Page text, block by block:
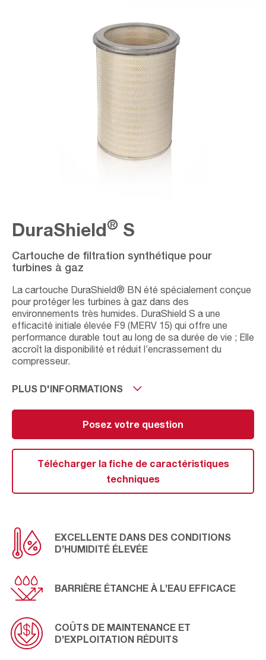
DuraShield® S
Cartouche de filtration synthétique pour
turbines à gaz
La cartouche DuraShield® BN été spécialement conçue
pour protéger les turbines à gaz dans des
environnements très humides. DuraShield S a une
efficacité initiale élevée F9 (MERV 15) qui offre une
performance durable tout au long de sa durée de vie ; Elle
accroît la disponibilité et réduit l’encrassement du
compresseur.
DuraShield® S est particulièrement efficace contre les
gaz en utilisant un média unique et durable. Le média
synthétique est hydrophobe, résistant à l’humidité élevée
contenue dans les brumes, les brouillards ou la pluie
persistante. Avec ses propriétés hydrophobes, la
construction fournit également une excellente barrière
étanche à l’eau pour combattre les forts niveaux d’eau
PLUS D'INFORMATIONS
Posez votre question
Télécharger la fiche de caractéristiques
techniques
EXCELLENTE DANS DES CONDITIONS
D’HUMIDITÉ ÉLEVÉE
BARRIÈRE ÉTANCHE À L’EAU EFFICACE
COÛTS DE MAINTENANCE ET
D’EXPLOITATION RÉDUITS